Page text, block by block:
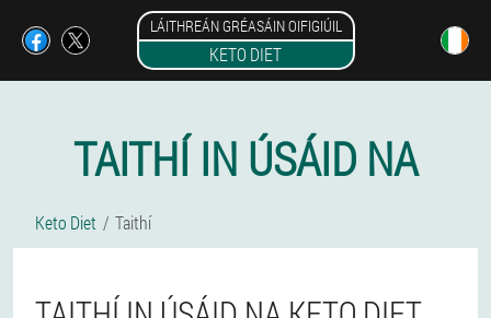
LÁITHREÁN GRÉASÁIN OIFIGIÚIL
KETO DIET
TAITHÍ IN ÚSÁID NA
Keto Diet Taithí